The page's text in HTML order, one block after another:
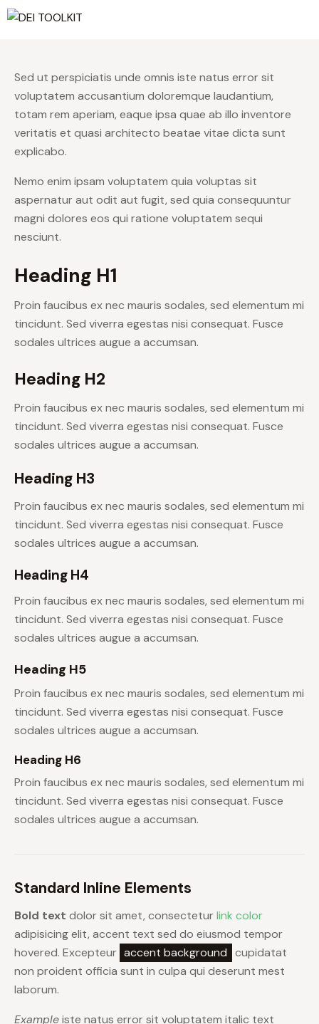
Sed ut perspiciatis unde omnis iste natus error sit
voluptatem accusantium doloremque laudantium,
totam rem aperiam, eaque ipsa quae ab illo inventore
veritatis et quasi architecto beatae vitae dicta sunt
explicabo.
Nemo enim ipsam voluptatem quia voluptas sit
aspernatur aut odit aut fugit, sed quia consequuntur
magni dolores eos qui ratione voluptatem sequi
nesciunt.
Heading H1
Proin faucibus ex nec mauris sodales, sed elementum mi
tincidunt. Sed viverra egestas nisi consequat. Fusce
sodales ultrices augue a accumsan.
Heading H2
Proin faucibus ex nec mauris sodales, sed elementum mi
tincidunt. Sed viverra egestas nisi consequat. Fusce
sodales ultrices augue a accumsan.
Heading H3
Proin faucibus ex nec mauris sodales, sed elementum mi
tincidunt. Sed viverra egestas nisi consequat. Fusce
sodales ultrices augue a accumsan.
Heading H4
Proin faucibus ex nec mauris sodales, sed elementum mi
tincidunt. Sed viverra egestas nisi consequat. Fusce
sodales ultrices augue a accumsan.
Heading H5
Proin faucibus ex nec mauris sodales, sed elementum mi
tincidunt. Sed viverra egestas nisi consequat. Fusce
sodales ultrices augue a accumsan.
Heading H6
Proin faucibus ex nec mauris sodales, sed elementum mi
tincidunt. Sed viverra egestas nisi consequat. Fusce
sodales ultrices augue a accumsan.
Standard Inline Elements
Bold text dolor sit amet, consecteturlink color
adipisicing elit, accent text sed do eiusmod tempor
hovered. Excepteur accent background cupidatat
non proident officia sunt in culpa qui deserunt mest
laborum.
Exampleiste natus error sit voluptatem italic text